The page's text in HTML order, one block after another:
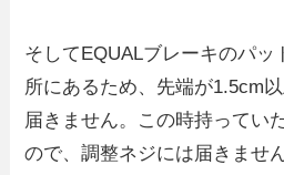
そしてEQUALブレーキのパ
所にあるため、先端が1.5cm
届きません。この時持ってい
ので、調整ネジには届きませ